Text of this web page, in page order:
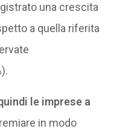
una crescita
a quella riferita
le imprese a
in modo